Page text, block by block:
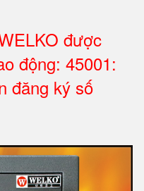
được
động: 45001:
đăng ký số